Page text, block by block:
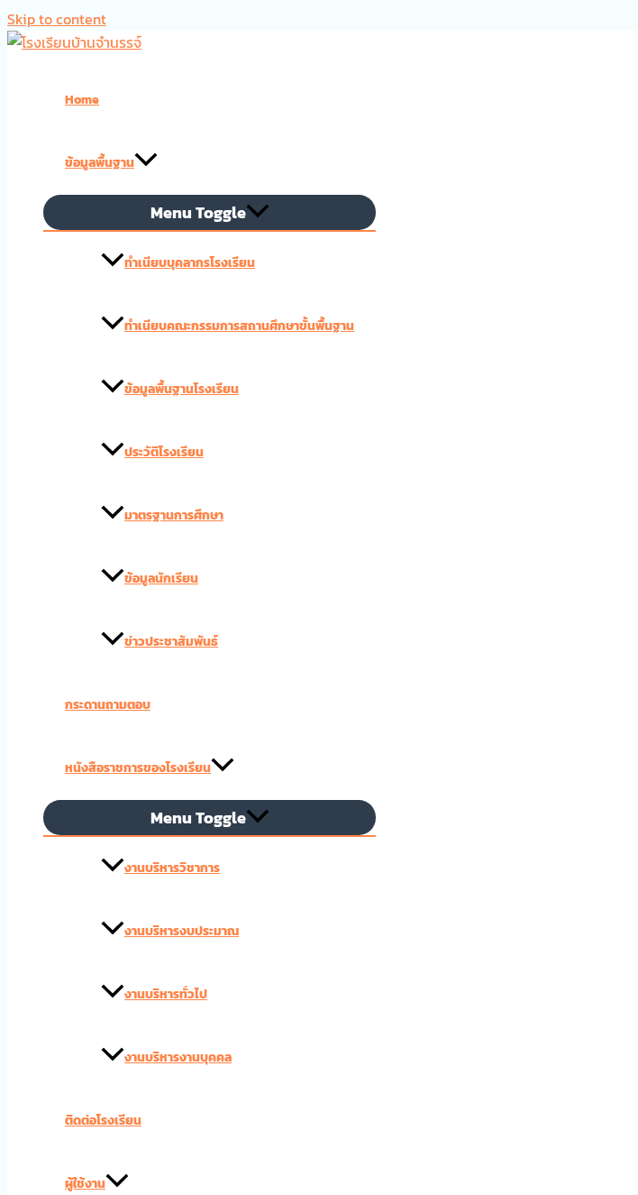
Skip to content
Home
ข้อมูลพื้นฐาน
Menu Toggle
ทำเนียบบุคลากรโรงเรียน
ทำเนียบคณะกรรมการสถานศึกษาขั้นพื้นฐาน
ข้อมูลพื้นฐานโรงเรียน
ประวัติโรงเรียน
มาตรฐานการศึกษา
ข้อมูลนักเรียน
ข่าวประชาสัมพันธ์
กระดานถามตอบ
หนังสือราชการของโรงเรียน
Menu Toggle
งานบริหารวิชาการ
งานบริหารงบประมาณ
งานบริหารทั่วไป
งานบริหารงานบุคคล
ติดต่อโรงเรียน
ผู้ใช้งาน